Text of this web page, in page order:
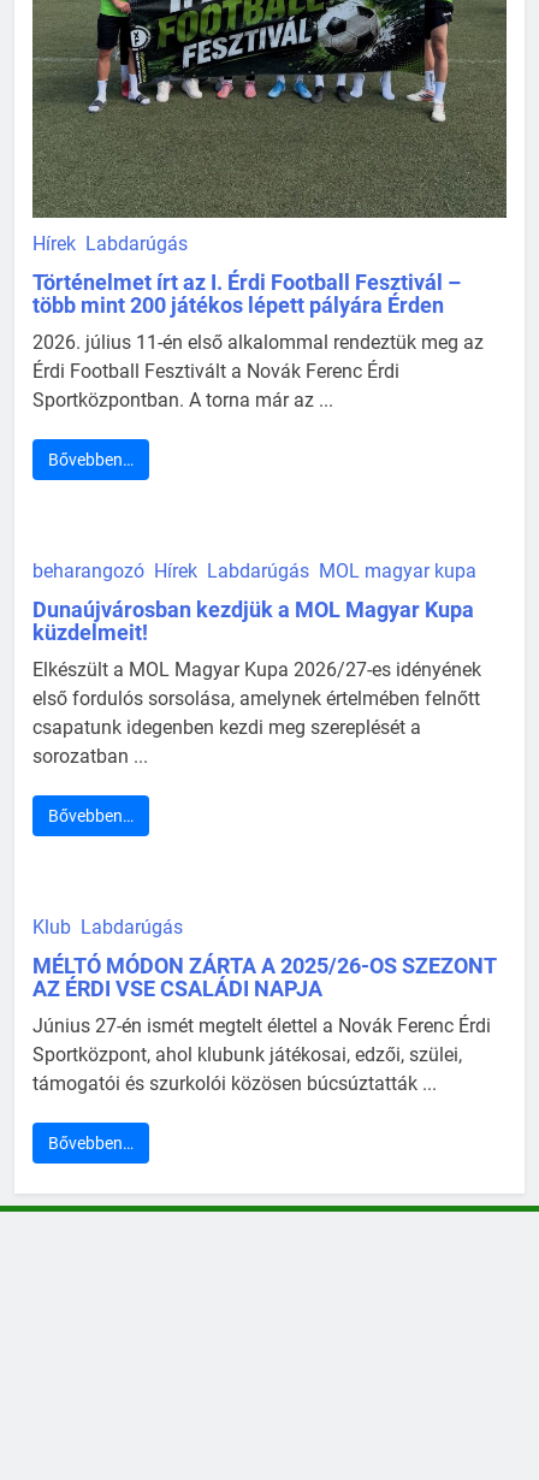
Hírek Labdarúgás
Történelmet írt az I. Érdi Football Fesztivál –
több mint 200 játékos lépett pályára Érden
2026. július 11-én első alkalommal rendeztük meg az
Érdi Football Fesztivált a Novák Ferenc Érdi
Sportközpontban. A torna már az ...
Bővebben…
beharangozó Hírek Labdarúgás MOL magyar kupa
Dunaújvárosban kezdjük a MOL Magyar Kupa
küzdelmeit!
Elkészült a MOL Magyar Kupa 2026/27-es idényének
első fordulós sorsolása, amelynek értelmében felnőtt
csapatunk idegenben kezdi meg szereplését a
sorozatban ...
Bővebben…
Klub Labdarúgás
MÉLTÓ MÓDON ZÁRTA A 2025/26-OS SZEZONT
AZ ÉRDI VSE CSALÁDI NAPJA
Június 27-én ismét megtelt élettel a Novák Ferenc Érdi
Sportközpont, ahol klubunk játékosai, edzői, szülei,
támogatói és szurkolói közösen búcsúztatták ...
Bővebben…